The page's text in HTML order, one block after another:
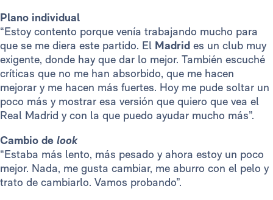
Plano individual
“Estoy contento porque venía trabajando mucho para
que se me diera este partido. El Madrid es un club muy
exigente, donde hay que dar lo mejor. También escuché
críticas que no me han absorbido, que me hacen
mejorar y me hacen más fuertes. Hoy me pude soltar un
poco más y mostrar esa versión que quiero que vea el
Real Madrid y con la que puedo ayudar mucho más”.
Cambio de look
“Estaba más lento, más pesado y ahora estoy un poco
mejor. Nada, me gusta cambiar, me aburro con el pelo y
trato de cambiarlo. Vamos probando”.